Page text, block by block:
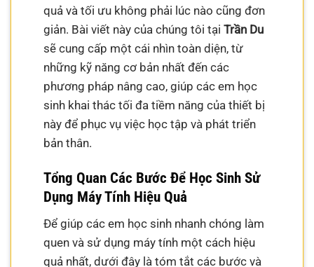
quả và tối ưu không phải lúc nào cũng đơn
giản. Bài viết này của chúng tôi tạiTrần Du
sẽ cung cấp một cái nhìn toàn diện, từ
những kỹ năng cơ bản nhất đến các
phương pháp nâng cao, giúp các em học
sinh khai thác tối đa tiềm năng của thiết bị
này để phục vụ việc học tập và phát triển
bản thân.
Tổng Quan Các Bước Để Học Sinh Sử
Dụng Máy Tính Hiệu Quả
Để giúp các em học sinh nhanh chóng làm
quen và sử dụng máy tính một cách hiệu
quả nhất, dưới đây là tóm tắt các bước và